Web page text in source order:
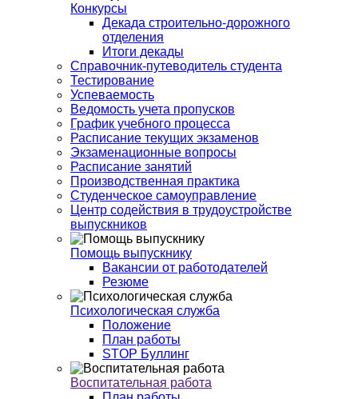
Конкурсы
Декада строительно-дорожного
отделения
Итоги декады
Справочник-путеводитель студента
Тестирование
Успеваемость
Ведомость учета пропусков
График учебного процесса
Расписание текущих экзаменов
Экзаменационные вопросы
Расписание занятий
Производственная практика
Студенческое самоуправление
Центр содействия в трудоустройстве
выпускников
Помощь выпускнику
Вакансии от работодателей
Резюме
Психологическая служба
Положение
План работы
STOP Буллинг
Воспитательная работа